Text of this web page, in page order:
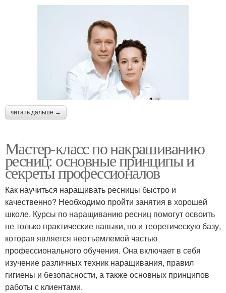
читать дальше →
Мастер-класс по накрашиванию
ресниц: основные принципы и
секреты профессионалов
Как научиться наращивать ресницы быстро и
качественно? Необходимо пройти занятия в хорошей
школе. Курсы по наращиванию ресниц помогут освоить
не только практические навыки, но и теоретическую базу,
которая является неотъемлемой частью
профессионального обучения. Она включает в себя
изучение различных техник наращивания, правил
гигиены и безопасности, а также основных принципов
работы с клиентами.